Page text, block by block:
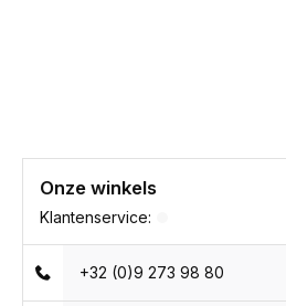
Onze winkels
Klantenservice:
+32 (0)9 273 98 80